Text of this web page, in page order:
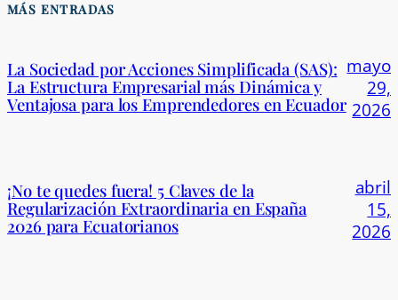
MÁS ENTRADAS
La Sociedad por Acciones Simplificada (SAS):
La Estructura Empresarial más Dinámica y
Ventajosa para los Emprendedores en Ecuador
mayo
29,
2026
¡No te quedes fuera! 5 Claves de la
Regularización Extraordinaria en España
2026 para Ecuatorianos
abril
15,
2026